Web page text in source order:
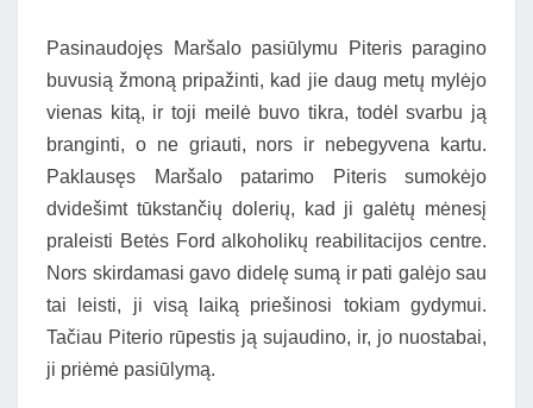
Pasinaudojęs Maršalo pasiūlymu Piteris paragino
buvusią žmoną pripažinti, kad jie daug metų mylėjo
vienas kitą, ir toji meilė buvo tikra, todėl svarbu ją
branginti, o ne griauti, nors ir nebegyvena kartu.
Paklausęs Maršalo patarimo Piteris sumokėjo
dvidešimt tūkstančių dolerių, kad ji galėtų mėnesį
praleisti Betės Ford alkoholikų reabilitacijos centre.
Nors skirdamasi gavo didelę sumą ir pati galėjo sau
tai leisti, ji visą laiką priešinosi tokiam gydymui.
Tačiau Piterio rūpestis ją sujaudino, ir, jo nuostabai,
ji priėmė pasiūlymą.